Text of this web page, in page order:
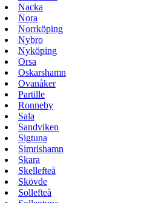
Nacka
Nora
Norrköping
Nybro
Nyköping
Orsa
Oskarshamn
Ovanåker
Partille
Ronneby
Sala
Sandviken
Sigtuna
Simrishamn
Skara
Skellefteå
Skövde
Sollefteå